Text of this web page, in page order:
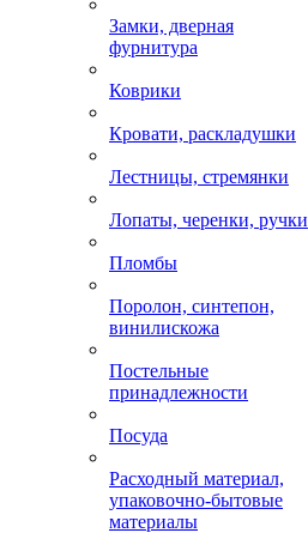
Замки, дверная
фурнитура
Коврики
Кровати, раскладушки
Лестницы, стремянки
Лопаты, черенки, ручки
Пломбы
Поролон, синтепон,
винилискожа
Постельные
принадлежности
Посуда
Расходный материал,
упаковочно-бытовые
материалы